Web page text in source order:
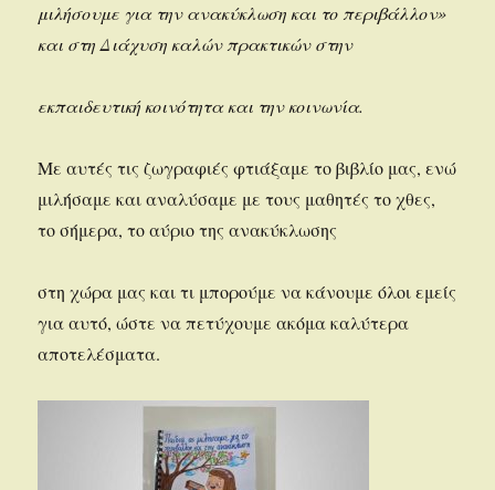
μιλήσουμε για την ανακύκλωση και το περιβάλλον»
και στη Διάχυση καλών πρακτικών στην
εκπαιδευτική κοινότητα και την κοινωνία.
Με αυτές τις ζωγραφιές φτιάξαμε το βιβλίο μας, ενώ
μιλήσαμε και αναλύσαμε με τους μαθητές το χθες,
το σήμερα, το αύριο της ανακύκλωσης
στη χώρα μας και τι μπορούμε να κάνουμε όλοι εμείς
για αυτό, ώστε να πετύχουμε ακόμα καλύτερα
αποτελέσματα.